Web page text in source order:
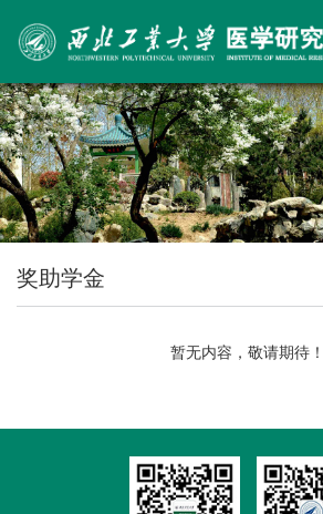
奖助学金
暂无内容，敬请期待！